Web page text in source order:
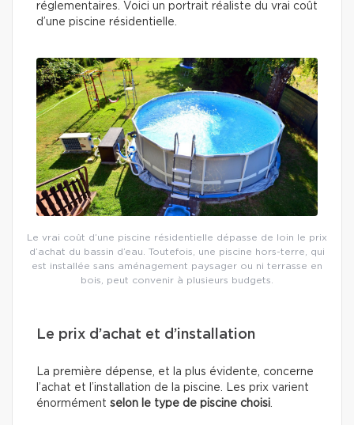
réglementaires. Voici un portrait réaliste du vrai coût
d’une piscine résidentielle.
Le vrai coût d’une piscine résidentielle dépasse de loin le prix
d’achat du bassin d’eau. Toutefois, une piscine hors-terre, qui
est installée sans aménagement paysager ou ni terrasse en
bois, peut convenir à plusieurs budgets.
Le prix d’achat et d’installation
La première dépense, et la plus évidente, concerne
l’achat et l’installation de la piscine. Les prix varient
énormément selon le type de piscine choisi.